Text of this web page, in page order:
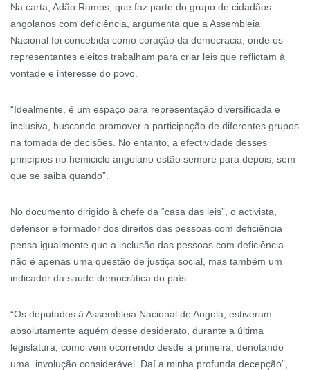
Na carta, Adão Ramos, que faz parte do grupo de cidadãos
angolanos com deficiência, argumenta que a Assembleia
Nacional foi concebida como coração da democracia, onde os
representantes eleitos trabalham para criar leis que reflictam à
vontade e interesse do povo.
“Idealmente, é um espaço para representação diversificada e
inclusiva, buscando promover a participação de diferentes grupos
na tomada de decisões. No entanto, a efectividade desses
princípios no hemiciclo angolano estão sempre para depois, sem
que se saiba quando”.
No documento dirigido à chefe da “casa das leis”, o activista,
defensor e formador dos direitos das pessoas com deficiência
pensa igualmente que a inclusão das pessoas com deficiência
não é apenas uma questão de justiça social, mas também um
indicador da saúde democrática do país.
“Os deputados à Assembleia Nacional de Angola, estiveram
absolutamente aquém desse desiderato, durante a última
legislatura, como vem ocorrendo desde a primeira, denotando
uma involução considerável. Daí a minha profunda decepção”,